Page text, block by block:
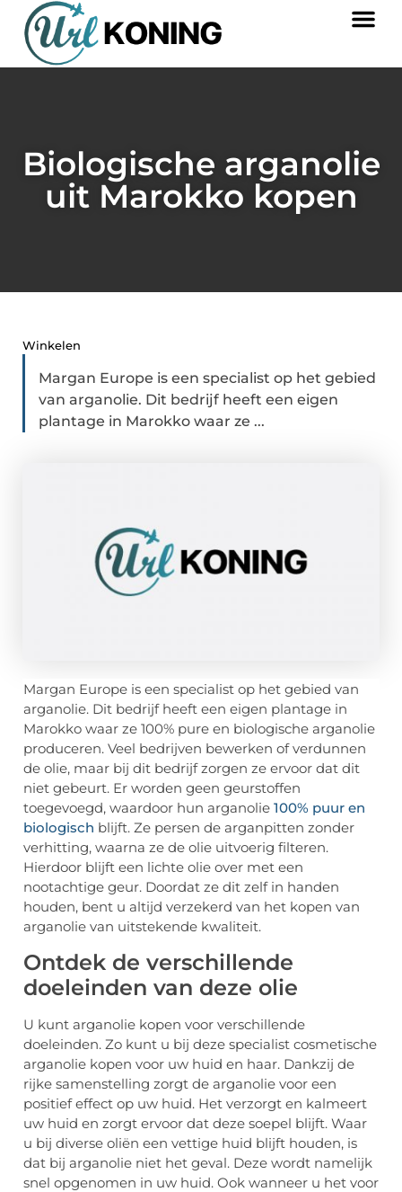
Biologische arganolie
uit Marokko kopen
Winkelen
Margan Europe is een specialist op het gebied
van arganolie. Dit bedrijf heeft een eigen
plantage in Marokko waar ze ...
Margan Europe is een specialist op het gebied van
arganolie. Dit bedrijf heeft een eigen plantage in
Marokko waar ze 100% pure en biologische arganolie
produceren. Veel bedrijven bewerken of verdunnen
de olie, maar bij dit bedrijf zorgen ze ervoor dat dit
niet gebeurt. Er worden geen geurstoffen
toegevoegd, waardoor hun arganolie 100% puur en
biologisch blijft. Ze persen de arganpitten zonder
verhitting, waarna ze de olie uitvoerig filteren.
Hierdoor blijft een lichte olie over met een
nootachtige geur. Doordat ze dit zelf in handen
houden, bent u altijd verzekerd van het kopen van
arganolie van uitstekende kwaliteit.
Ontdek de verschillende
doeleinden van deze olie
U kunt arganolie kopen voor verschillende
doeleinden. Zo kunt u bij deze specialist cosmetische
arganolie kopen voor uw huid en haar. Dankzij de
rijke samenstelling zorgt de arganolie voor een
positief effect op uw huid. Het verzorgt en kalmeert
uw huid en zorgt ervoor dat deze soepel blijft. Waar
u bij diverse oliën een vettige huid blijft houden, is
dat bij arganolie niet het geval. Deze wordt namelijk
snel opgenomen in uw huid. Ook wanneer u het voor